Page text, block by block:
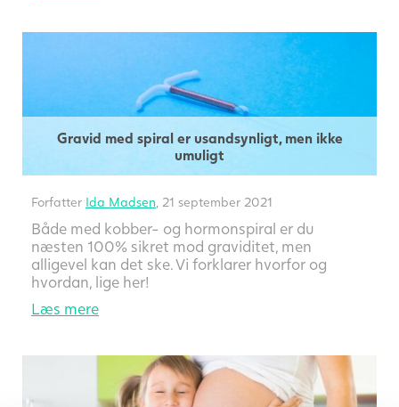
Gravid med spiral er usandsynligt, men ikke
umuligt
Forfatter Ida Madsen , 21 september 2021
Både med kobber- og hormonspiral er du
næsten 100% sikret mod graviditet, men
alligevel kan det ske. Vi forklarer hvorfor og
hvordan, lige her!
Læs mere